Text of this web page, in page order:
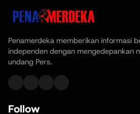
Penamerdeka memberikan informasi
independen dengan mengedepankan
undang Pers.
Follow